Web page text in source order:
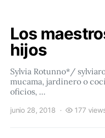
Los
hijos
Sylvia Rotunno*/
mucama, jardinero o
oficios, …
junio 28, 2018 177